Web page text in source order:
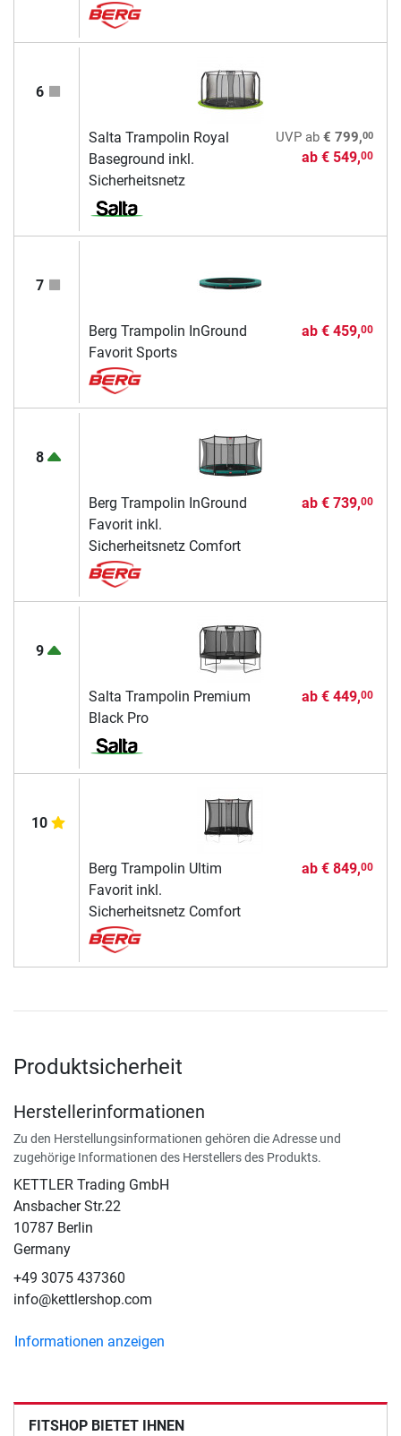
6
Salta Trampolin Royal
Baseground inkl.
Sicherheitsnetz
UVPab € 799,00
ab € 549,00
7
Berg Trampolin InGround
Favorit Sports
ab € 459,00
8
Berg Trampolin InGround
Favorit inkl.
Sicherheitsnetz Comfort
ab € 739,00
9
Salta Trampolin Premium
Black Pro
ab € 449,00
10
Berg Trampolin Ultim
Favorit inkl.
Sicherheitsnetz Comfort
ab € 849,00
Produktsicherheit
Herstellerinformationen
Zu den Herstellungsinformationen gehören die Adresse und
zugehörige Informationen des Herstellers des Produkts.
KETTLER Trading GmbH
Ansbacher Str.22
10787 Berlin
Germany
+49 3075 437360
info@kettlershop.com
Informationen anzeigen
FITSHOP BIETET IHNEN